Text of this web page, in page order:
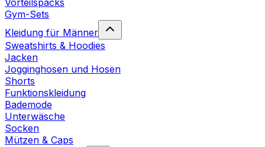
Vorteilspacks
Gym-Sets
Kleidung für Männer
Sweatshirts & Hoodies
Jacken
Jogginghosen und Hosen
Shorts
Funktionskleidung
Bademode
Unterwäsche
Socken
Mützen & Caps